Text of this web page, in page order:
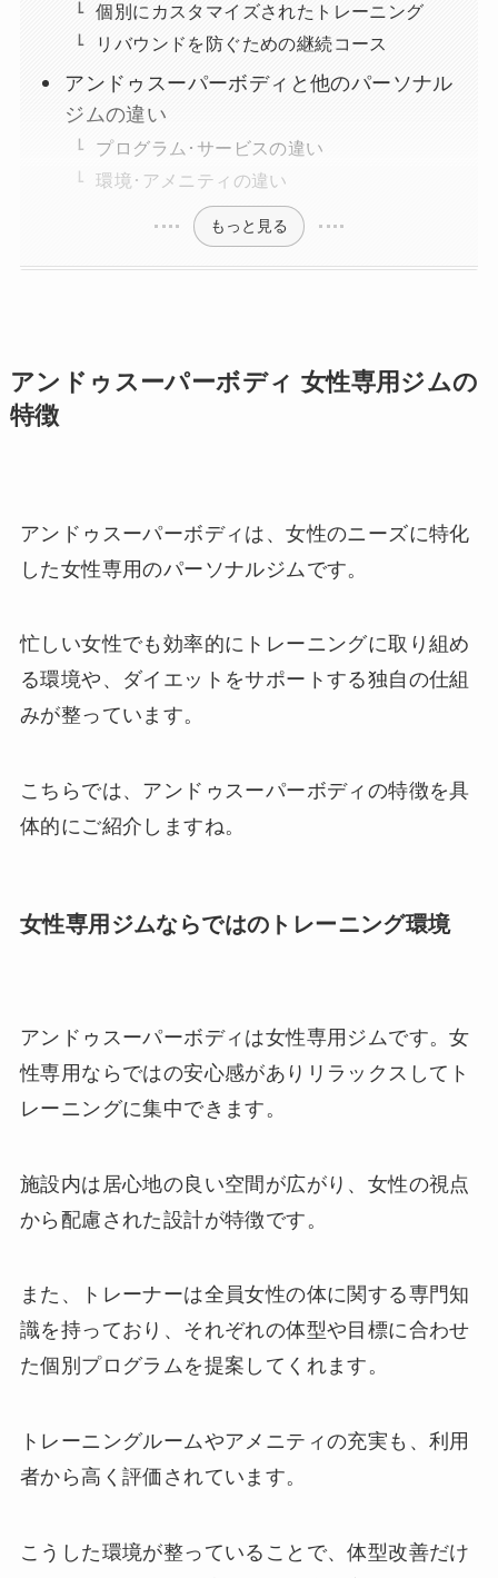
個別にカスタマイズされたトレーニング
リバウンドを防ぐための継続コース
アンドゥスーパーボディと他のパーソナル
ジムの違い
プログラム･サービスの違い
環境･アメニティの違い
もっと見る
アンドゥスーパーボディ 女性専用ジムの
特徴
アンドゥスーパーボディは、女性のニーズに特化
した女性専用のパーソナルジムです。
忙しい女性でも効率的にトレーニングに取り組め
る環境や、ダイエットをサポートする独自の仕組
みが整っています。
こちらでは、アンドゥスーパーボディの特徴を具
体的にご紹介しますね。
女性専用ジムならではのトレーニング環境
アンドゥスーパーボディは女性専用ジムです。女
性専用ならではの安心感がありリラックスしてト
レーニングに集中できます。
施設内は居心地の良い空間が広がり、女性の視点
から配慮された設計が特徴です。
また、トレーナーは全員女性の体に関する専門知
識を持っており、それぞれの体型や目標に合わせ
た個別プログラムを提案してくれます。
トレーニングルームやアメニティの充実も、利用
者から高く評価されています。
こうした環境が整っていることで、体型改善だけ